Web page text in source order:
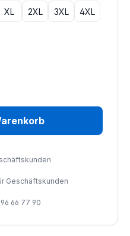
XL 2XL 3XL 4XL
Geschäftskunden
66 77 90